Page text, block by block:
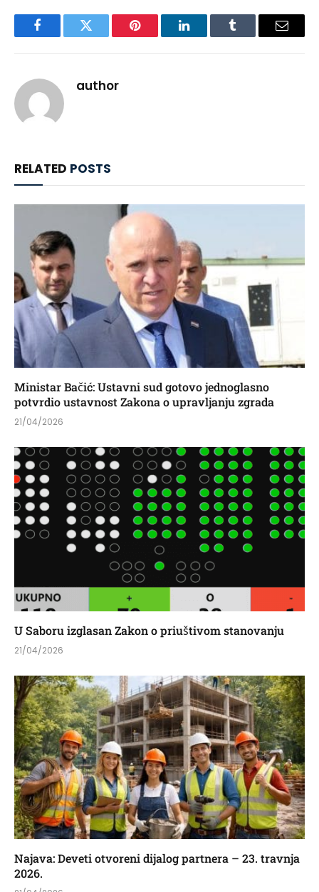
FacebookTwitter Pinterest LinkedInTumblr Email
author
RELATED POSTS
Ministar Bačić: Ustavni sud gotovo jednoglasno
potvrdio ustavnost Zakona o upravljanju zgrada
21/04/2026
U Saboru izglasan Zakon o priuštivom stanovanju
21/04/2026
Najava: Deveti otvoreni dijalog partnera – 23. travnja
2026.